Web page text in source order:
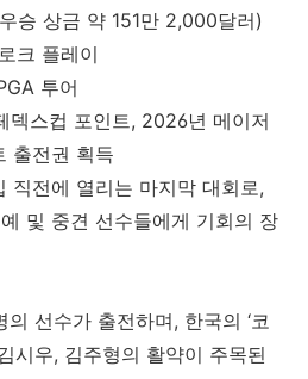
승 상금 약 151만 2,000달러)
크 플레이
투어
스컵 포인트, 2026년 메이저
출전권 획득
직전에 열리는 마지막 대회로,
및 중견 선수들에게 기회의 장
선수가 출전하며, 한국의 ‘코
시우, 김주형의 활약이 주목된